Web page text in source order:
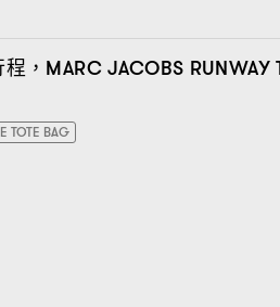
程 ，MARC JACOBS RUNWAY
TOTE BAG